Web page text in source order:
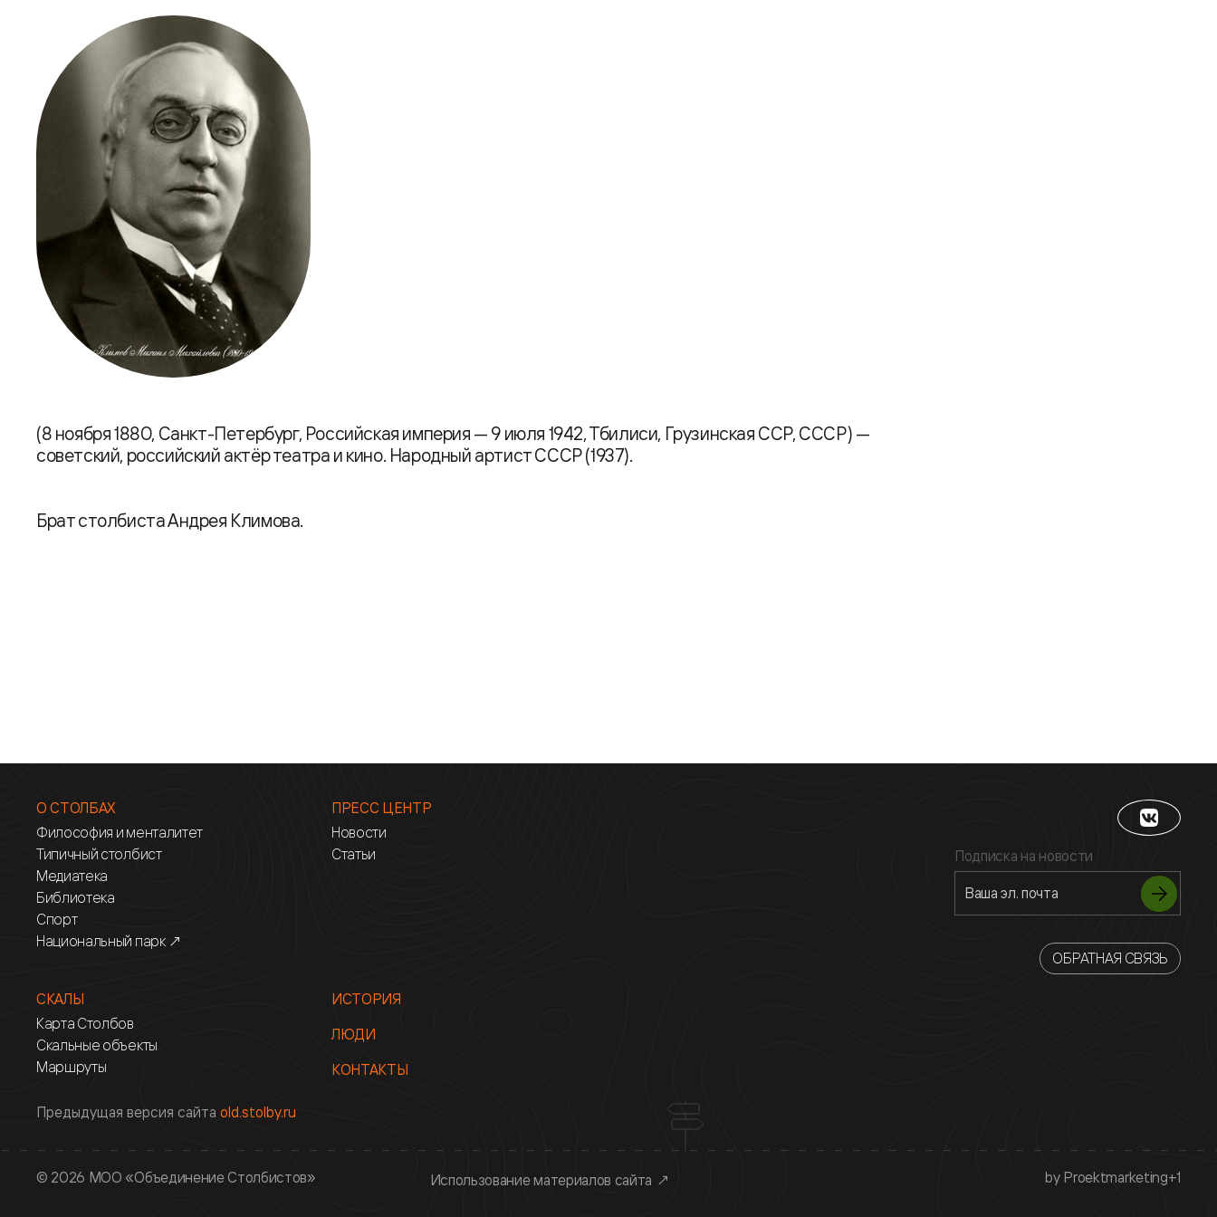
(8 ноября 1880, Санкт-Петербург, Российская империя — 9 июля 1942, Тбилиси, Грузинская ССР, СССР) —
советский, российский актёр театра и кино. Народный артист СССР (1937).
Брат столбиста Андрея Климова.
О СТОЛБАХ
Философия и менталитет
Типичный столбист
Медиатека
Библиотека
Спорт
Национальный парк ↗
ПРЕСС ЦЕНТР
Новости
Статьи
СКАЛЫ
Карта Столбов
Скальные объекты
Маршруты
ИСТОРИЯ
ЛЮДИ
КОНТАКТЫ
Подписка на новости
ОБРАТНАЯ СВЯЗЬ
Предыдущая версия сайта old.stolby.ru
© 2026 МОО «Объединение Столбистов» Использование материалов сайта ↗ by Proektmarketing+1